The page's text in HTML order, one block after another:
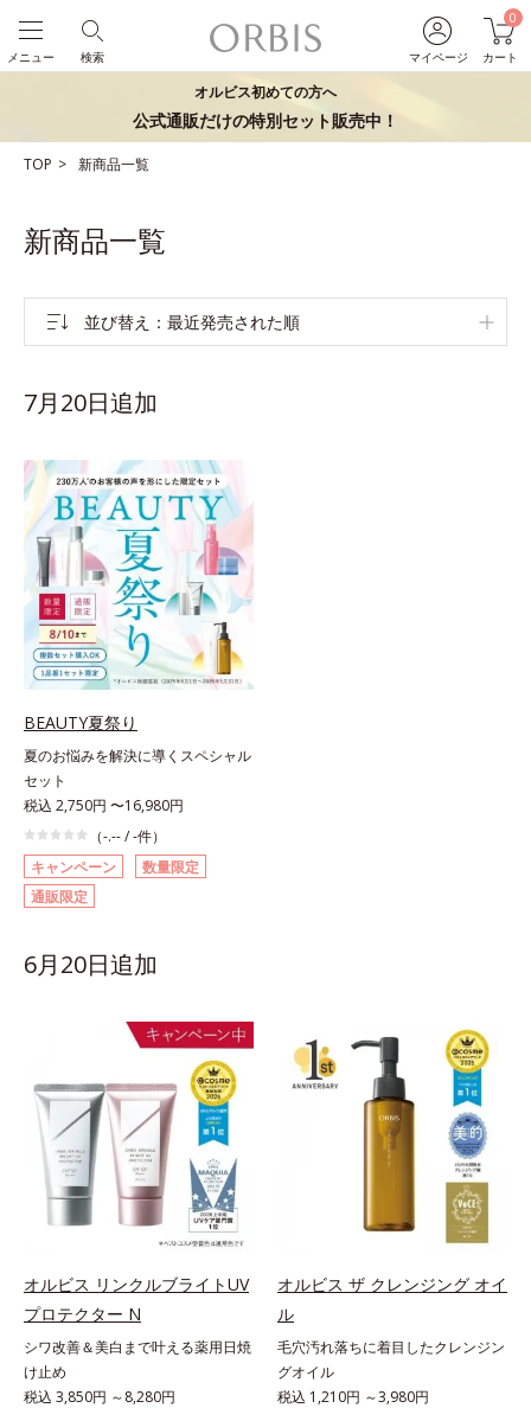
マイページ
0
カート
検索
メニュー
オルビス初めての方へ
公式通販だけの特別セット販売中！
TOP 新商品一覧
新商品一覧
並び替え 最近発売された順
7月20日追加
BEAUTY夏祭り
夏のお悩みを解決に導くスペシャル
セット
税込 2,750円 〜16,980円
（-.-- / -件）
キャンペーン
数量限定
通販限定
6月20日追加
オルビス リンクルブライトUV
プロテクター N
シワ改善＆美白まで叶える薬用日焼
け止め
税込 3,850円 ～8,280円
オルビス ザ クレンジング オイ
ル
毛穴汚れ落ちに着目したクレンジン
グオイル
税込 1,210円 ～3,980円